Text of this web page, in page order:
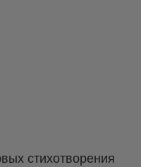
стихотворения